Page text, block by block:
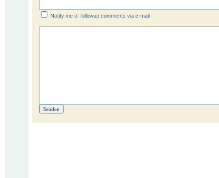
Notify me of followup comments via e-mail